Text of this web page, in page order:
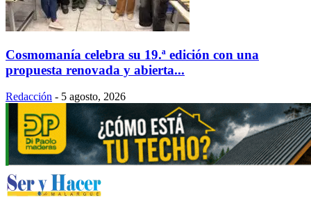
Cosmomanía celebra su 19.ª edición con una
propuesta renovada y abierta...
Redacción - 5 agosto, 2026